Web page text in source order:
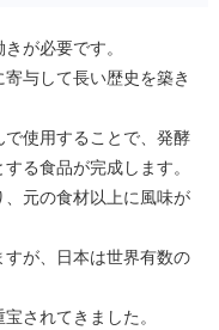
が必要です。
与して長い歴史を築き
使用することで、発酵
る食品が完成します。
元の食材以上に風味が
が、日本は世界有数の
されてきました。